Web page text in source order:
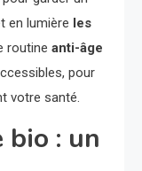
en lumière les
routine anti-âge
pour
votre santé.
bio : un